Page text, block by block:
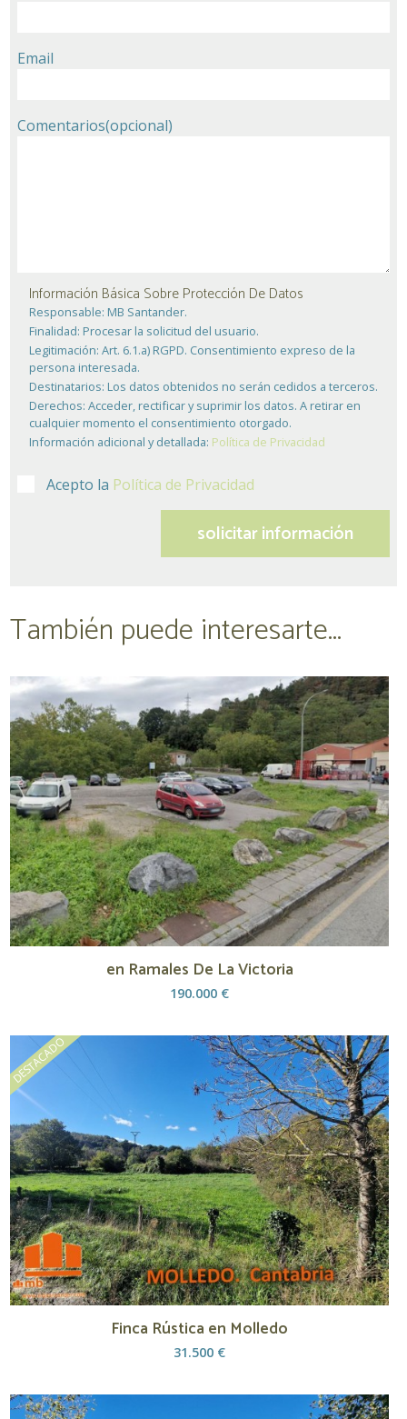
Email
Comentarios(opcional)
Información Básica Sobre Protección De Datos
Responsable: MB Santander.
Finalidad: Procesar la solicitud del usuario.
Legitimación: Art. 6.1.a) RGPD. Consentimiento expreso de la
persona interesada.
Destinatarios: Los datos obtenidos no serán cedidos a terceros.
Derechos: Acceder, rectificar y suprimir los datos. A retirar en
cualquier momento el consentimiento otorgado.
Información adicional y detallada: Política de Privacidad
Acepto la Política de Privacidad
También puede interesarte...
en Ramales De La Victoria
190.000 €
Finca Rústica en Molledo
31.500 €